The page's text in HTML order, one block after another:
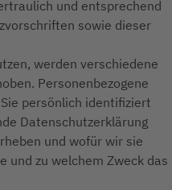
und entsprechend
sowie dieser
werden verschiedene
Personenbezogene
persönlich identifiziert
Datenschutzerklärung
und wofür wir sie
und zu welchem Zweck das